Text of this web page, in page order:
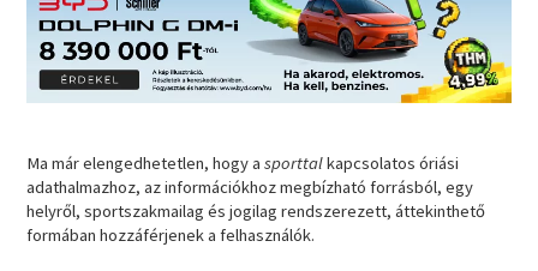
Ma már elengedhetetlen, hogy asporttalkapcsolatos óriási
adathalmazhoz, az információkhoz megbízható forrásból, egy
helyről, sportszakmailag és jogilag rendszerezett, áttekinthető
formában hozzáférjenek a felhasználók.